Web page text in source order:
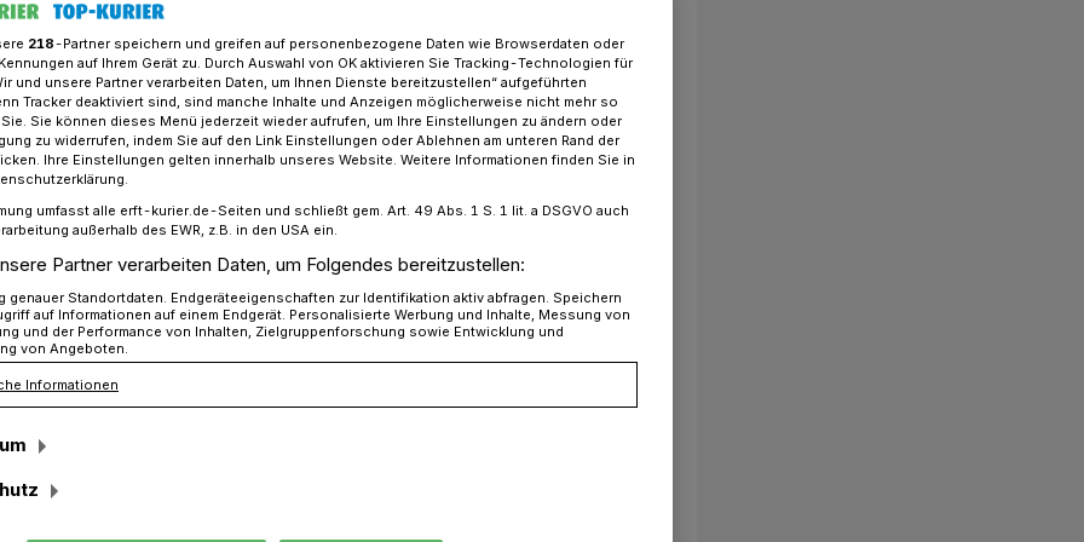
ist „Ehrenbehörde der Woche“
engagierte Arbeit“
„Ehrenbehörde
www.ehrenbehoer.de aus
als „Ehrenbehörde der Woche“
wird die „herausragende Leistung und
genannt. Mit der
werden, „dass Mut zu Innovationen
218-Partner speichern und greifen auf personenbezogene Daten wie Browserdaten oder
auf Ihrem Gerät zu. Durch Auswahl von OK aktivieren Sie Tracking-Technologien für
und unsere Partner verarbeiten Daten, um Ihnen Dienste bereitzustellen“ aufgeführten
Tracker deaktiviert sind, sind manche Inhalte und Anzeigen möglicherweise nicht mehr so
Sie können dieses Menü jederzeit wieder aufrufen, um Ihre Einstellungen zu ändern oder
zu widerrufen, indem Sie auf den Link Einstellungen oder Ablehnen am unteren Rand der
Ihre Einstellungen gelten innerhalb unseres Website. Weitere Informationen finden Sie in
umfasst alle erft-kurier.de-Seiten und schließt gem. Art. 49 Abs. 1 S. 1 lit. a DSGVO auch
außerhalb des EWR, z.B. in den USA ein.
Partner verarbeiten Daten, um Folgendes bereitzustellen:
genauer Standortdaten. Endgeräteeigenschaften zur Identifikation aktiv abfragen. Speichern
auf Informationen auf einem Endgerät. Personalisierte Werbung und Inhalte, Messung von
und der Performance von Inhalten, Zielgruppenforschung sowie Entwicklung und
von Angeboten.
Informationen